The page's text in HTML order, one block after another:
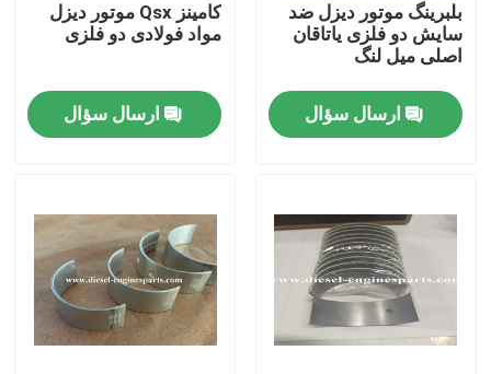
کنترل کیفیت
تماس با ما
قطعات موتور دیزل
بلبرینگ موتور دیزل
بلبرینگ موتور دیزل ضد
سایش دو فلزی یاتاقان
اصلی میل لنگ
ارسال سؤال
کامینز Qsx موتور دیزل
مواد فولادی دو فلزی
ارسال سؤال